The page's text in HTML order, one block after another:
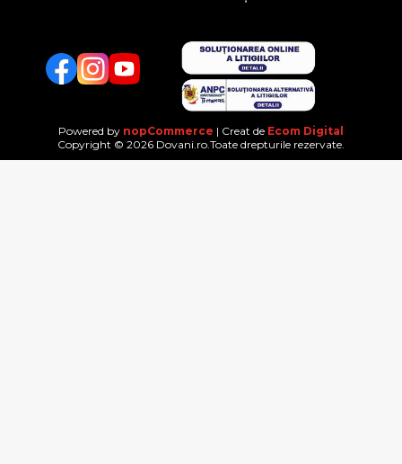
FacebookTwitterYouTube
Powered by nopCommerce | Creat de Ecom Digital
Copyright © 2026 Dovani.ro.Toate drepturile rezervate.